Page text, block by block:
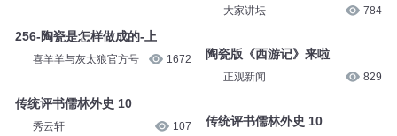
256-陶瓷是怎样做成的-上
喜羊羊与灰太狼官方号 1672
传统评书儒林外史 10
秀云轩 107
大家讲坛 784
陶瓷版《西游记》来啦
正观新闻 829
传统评书儒林外史 10